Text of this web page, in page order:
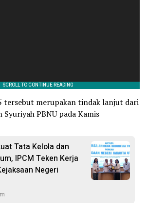
tersebut merupakan tindak lanjut dari
PBNU pada Kamis
Tata Kelola dan
IPCM Teken Kerja
Negeri